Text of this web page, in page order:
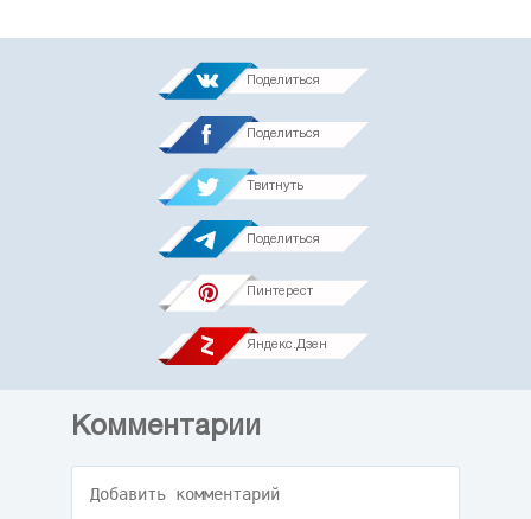
Поделиться
Поделиться
Твитнуть
Поделиться
Пинтерест
Яндекс.Дзен
Комментарии